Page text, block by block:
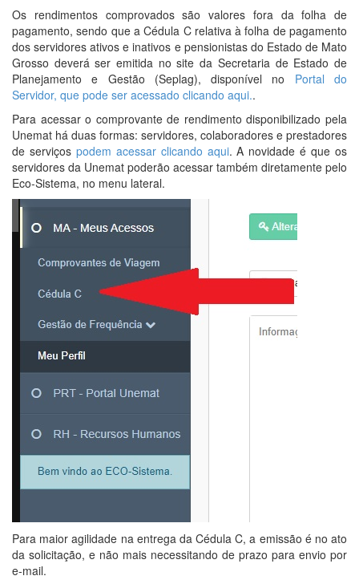
Os rendimentos comprovados são valores fora da folha de
pagamento, sendo que a Cédula C relativa à folha de pagamento
dos servidores ativos e inativos e pensionistas do Estado de Mato
Grosso deverá ser emitida no site da Secretaria de Estado de
Planejamento e Gestão (Seplag), disponível no Portal do
Servidor, que pode ser acessado clicando aqui..
Para acessar o comprovante de rendimento disponibilizado pela
Unemat há duas formas: servidores, colaboradores e prestadores
de serviços podem acessar clicando aqui. A novidade é que os
servidores da Unemat poderão acessar também diretamente pelo
Eco-Sistema, no menu lateral.
Para maior agilidade na entrega da Cédula C, a emissão é no ato
da solicitação, e não mais necessitando de prazo para envio por
e-mail.